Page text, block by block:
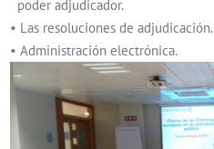
poder adjudicador.
• Las resoluciones de adjudicación.
• Administración electrónica.